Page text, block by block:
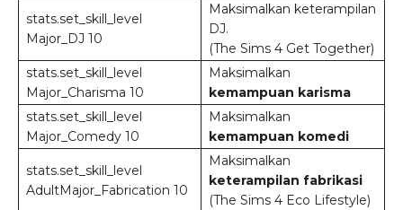
stats.set_skill_level
Major_DJ 10
Maksimalkan keterampilan
DJ.
(The Sims 4 Get Together)
stats.set_skill_level
Major_Charisma 10
Maksimalkan
kemampuan karisma
stats.set_skill_level
Major_Comedy 10
Maksimalkan
kemampuan komedi
stats.set_skill_level
AdultMajor_Fabrication 10
Maksimalkan
keterampilan fabrikasi
(The Sims 4 Eco Lifestyle)